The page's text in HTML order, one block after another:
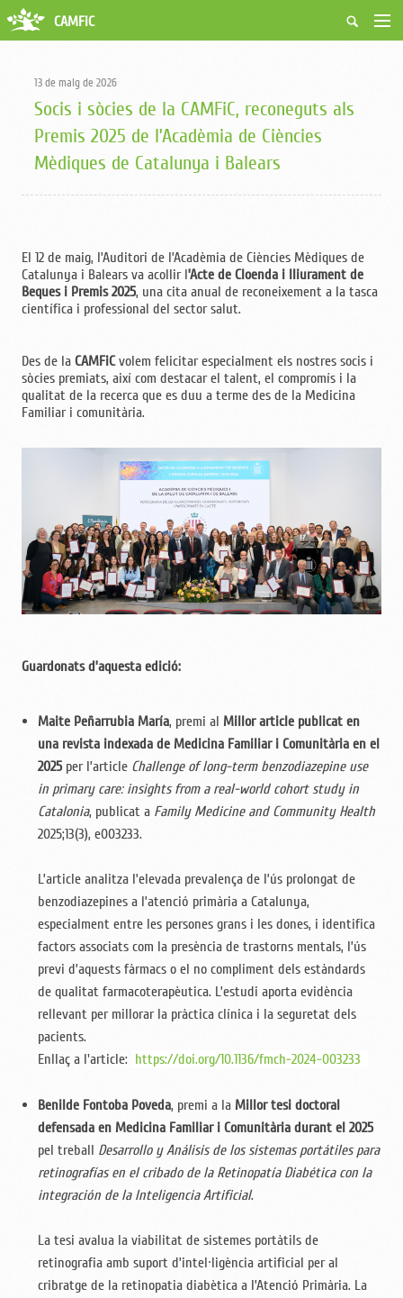
Qui som
Activitats
Borsa de treball
Ciutadans
CAMFiC
13 de maig de 2026
Socis i sòcies de la CAMFiC, reconeguts als
Premis 2025 de l’Acadèmia de Ciències
Mèdiques de Catalunya i Balears
El 12 de maig, l’Auditori de l’Acadèmia de Ciències Mèdiques de
Catalunya i Balears va acollir l’Acte de Cloenda i lliurament de
Beques i Premis 2025, una cita anual de reconeixement a la tasca
científica i professional del sector salut.
Des de la CAMFiCvolem felicitar especialment els nostres socis i
sòcies premiats, així com destacar el talent, el compromís i la
qualitat de la recerca que es duu a terme des de la Medicina
Familiar i comunitària.
Guardonats d’aquesta edició:
Maite Peñarrubia María, premi al Millor article publicat en
una revista indexada de Medicina Familiar i Comunitària en el
2025per l’article Challenge of long-term benzodiazepine use
in primary care: insights from a real-world cohort study in
Catalonia, publicat a Family Medicine and Community Health
2025;13(3), e003233.
L’article analitza l’elevada prevalença de l’ús prolongat de
benzodiazepines a l’atenció primària a Catalunya,
especialment entre les persones grans i les dones, i identifica
factors associats com la presència de trastorns mentals, l’ús
previ d’aquests fàrmacs o el no compliment dels estàndards
de qualitat farmacoterapèutica. L’estudi aporta evidència
rellevant per millorar la pràctica clínica i la seguretat dels
pacients.
Enllaç a l'article: https://doi.org/10.1136/fmch-2024-003233
Benilde Fontoba Poveda, premi a la Millor tesi doctoral
defensada en Medicina Familiar i Comunitària durant el 2025
pel treball Desarrollo y Análisis de los sistemas portátiles para
retinografías en el cribado de la Retinopatía Diabética con la
integración de la Inteligencia Artificial.
La tesi avalua la viabilitat de sistemes portàtils de
retinografia amb suport d’intel·ligència artificial per al
cribratge de la retinopatia diabètica a l’Atenció Primària. La